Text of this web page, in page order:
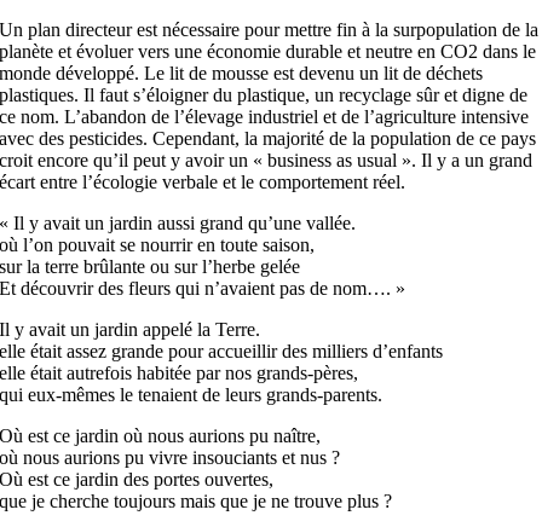
Un plan directeur est nécessaire pour mettre fin à la surpopulation de la
planète et évoluer vers une économie durable et neutre en CO2 dans le
monde développé. Le lit de mousse est devenu un lit de déchets
plastiques. Il faut s’éloigner du plastique, un recyclage sûr et digne de
ce nom. L’abandon de l’élevage industriel et de l’agriculture intensive
avec des pesticides. Cependant, la majorité de la population de ce pays
croit encore qu’il peut y avoir un « business as usual ». Il y a un grand
écart entre l’écologie verbale et le comportement réel.
« Il y avait un jardin aussi grand qu’une vallée.
où l’on pouvait se nourrir en toute saison,
sur la terre brûlante ou sur l’herbe gelée
Et découvrir des fleurs qui n’avaient pas de nom…. »
Il y avait un jardin appelé la Terre.
elle était assez grande pour accueillir des milliers d’enfants
elle était autrefois habitée par nos grands-pères,
qui eux-mêmes le tenaient de leurs grands-parents.
Où est ce jardin où nous aurions pu naître,
où nous aurions pu vivre insouciants et nus ?
Où est ce jardin des portes ouvertes,
que je cherche toujours mais que je ne trouve plus ?